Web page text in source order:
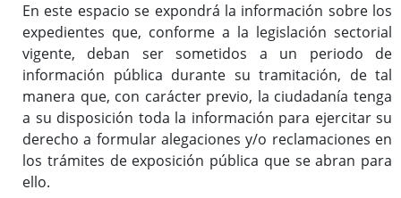
Plan Director del Hospital Provincial de San Sebastián
Ordenanza reguladora de Patrocinios de la Diputación de
Badajoz y su Sector Público
Ordenanza general de subvenciones y transferencias de la
Diputación de Badajoz
En este espacio se expondrá la información sobre los
expedientes que, conforme a la legislación sectorial
vigente, deban ser sometidos a un periodo de
información pública durante su tramitación, de tal
manera que, con carácter previo, la ciudadanía tenga
a su disposición toda la información para ejercitar su
derecho a formular alegaciones y/o reclamaciones en
los trámites de exposición pública que se abran para
ello.